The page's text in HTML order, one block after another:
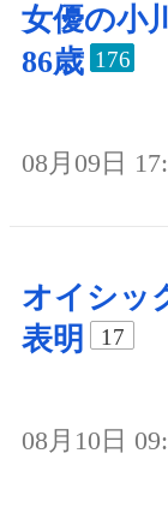
女優の小
86歳 176
08月09日
オイシッ
表明
17
08月10日